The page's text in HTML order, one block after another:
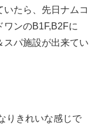
たら、先日ナムコ
ンのB1F,B2Fに
スパ施設が出来てい
りきれいな感じで